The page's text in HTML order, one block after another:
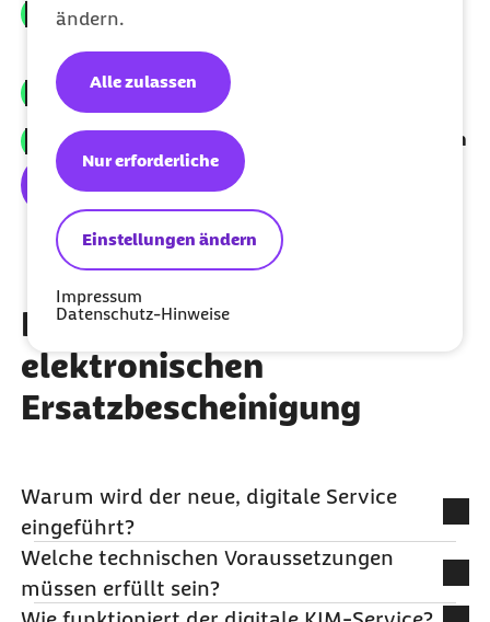
ändern.
Einstellungen ändern
Nur erforderliche
Alle zulassen
Impressum
Datenschutz-Hinweise
Beim Barmer Benutzerkonto anmelden und
Im Menü "Bescheinigung laden" auswählen
Ersatzbescheinigung als PDF herunterladen
Mehr erfahren
Häufige Fragen zur
elektronischen
Ersatzbescheinigung
Warum wird der neue, digitale Service
eingeführt?
Seit dem 01.07.2025 sind Krankenkassen und
Leistungserbringer gesetzlich verpflichtet, einen
Welche technischen Voraussetzungen
müssen erfüllt sein?